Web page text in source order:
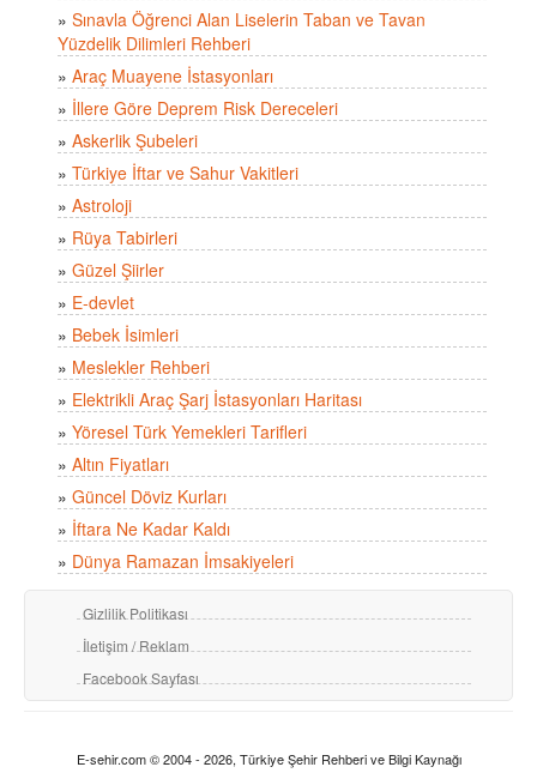
» Sınavla Öğrenci Alan Liselerin Taban ve Tavan
Yüzdelik Dilimleri Rehberi
» Araç Muayene İstasyonları
» İllere Göre Deprem Risk Dereceleri
» Askerlik Şubeleri
» Türkiye İftar ve Sahur Vakitleri
» Astroloji
» Rüya Tabirleri
» Güzel Şiirler
» E-devlet
» Bebek İsimleri
» Meslekler Rehberi
» Elektrikli Araç Şarj İstasyonları Haritası
» Yöresel Türk Yemekleri Tarifleri
» Altın Fiyatları
» Güncel Döviz Kurları
» İftara Ne Kadar Kaldı
» Dünya Ramazan İmsakiyeleri
Gizlilik Politikası
İletişim / Reklam
Facebook Sayfası
E-sehir.com © 2004 - 2026, Türkiye Şehir Rehberi ve Bilgi Kaynağı